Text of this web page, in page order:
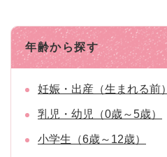
年齢から探す
妊娠・出産（生まれる前）
乳児・幼児（0歳～5歳）
小学生（6歳～12歳）